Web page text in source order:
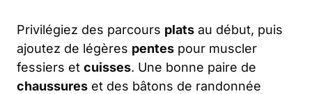
Privilégiez des parcours plats au début, puis
ajoutez de légères pentes pour muscler
fessiers et cuisses. Une bonne paire de
chaussures et des bâtons de randonnée